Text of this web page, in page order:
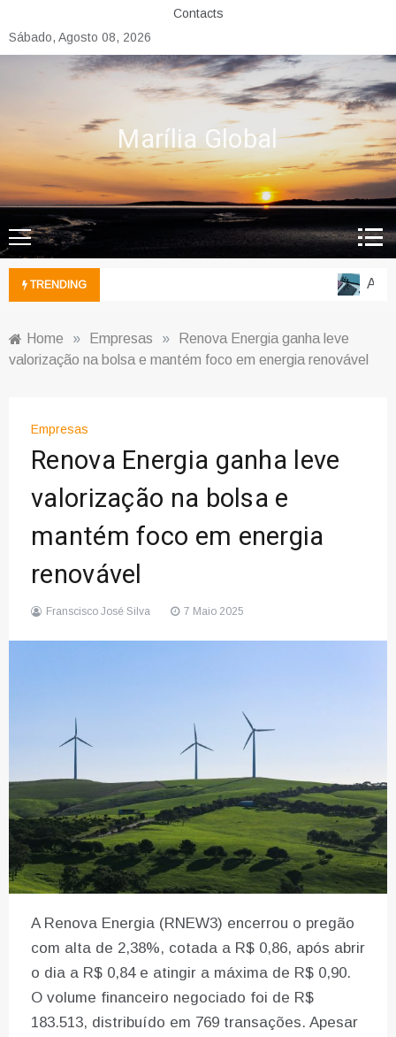
to
content
Contacts
Sábado, Agosto 08, 2026
Marília Global
TRENDING A
Home » Empresas »
Renova Energia ganha leve
valorização na bolsa e mantém foco em energia renovável
Empresas
Renova Energia ganha leve
valorização na bolsa e
mantém foco em energia
renovável
Franscisco José Silva 7 Maio 2025
A Renova Energia (RNEW3) encerrou o pregão
com alta de 2,38%, cotada a R$ 0,86, após abrir
o dia a R$ 0,84 e atingir a máxima de R$ 0,90.
O volume financeiro negociado foi de R$
183.513, distribuído em 769 transações. Apesar